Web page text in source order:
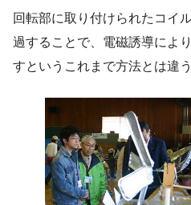
回転部に取り付けられたコイ
過することで、電磁誘導によ
すというこれまで方法とは違